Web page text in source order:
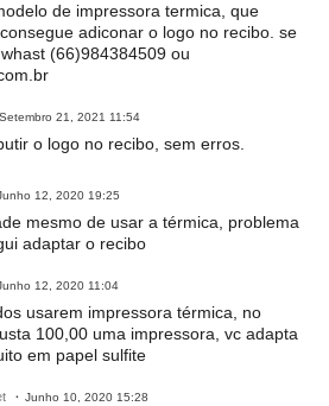
de impressora termica, que
adiconar o logo no recibo. se
(66)984384509 ou
Setembro 21, 2021 11:54
o logo no recibo, sem erros.
12, 2020 19:25
mesmo de usar a térmica, problema
adaptar o recibo
12, 2020 11:04
usarem impressora térmica, no
100,00 uma impressora, vc adapta
em papel sulfite
Junho 10, 2020 15:28